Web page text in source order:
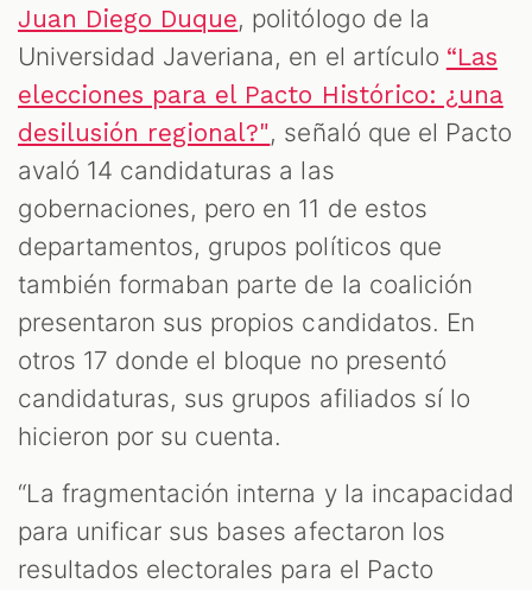
Juan Diego Duque, politólogo de la
Universidad Javeriana, en el artículo “Las
elecciones para el Pacto Histórico: ¿una
desilusión regional?", señaló que el Pacto
avaló 14 candidaturas a las
gobernaciones, pero en 11 de estos
departamentos, grupos políticos que
también formaban parte de la coalición
presentaron sus propios candidatos. En
otros 17 donde el bloque no presentó
candidaturas, sus grupos afiliados sí lo
hicieron por su cuenta.
“La fragmentación interna y la incapacidad
para unificar sus bases afectaron los
resultados electorales para el Pacto